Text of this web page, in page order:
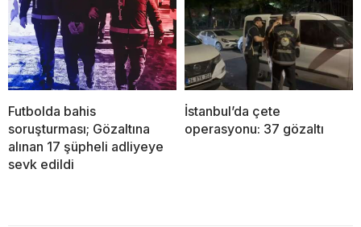
Futbolda bahis
soruşturması; Gözaltına
alınan 17 şüpheli adliyeye
sevk edildi
İstanbul’da çete
operasyonu: 37 gözaltı